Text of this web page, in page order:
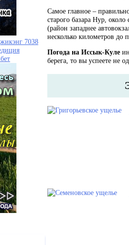
Самое главное –
старого базара Нур,
(район западнее
несколько километров до
Погода на Иссык-Куле
берега, то вы успеете не